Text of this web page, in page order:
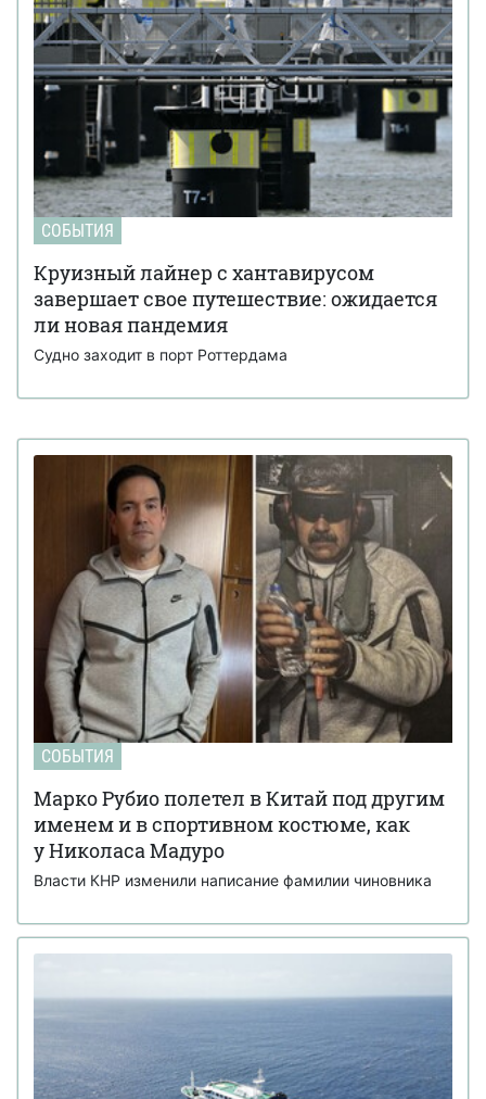
СОБЫТИЯ
Круизный лайнер с хантавирусом
завершает свое путешествие: ожидается
ли новая пандемия
Судно заходит в порт Роттердама
СОБЫТИЯ
Марко Рубио полетел в Китай под другим
именем и в спортивном костюме, как
у Николаса Мадуро
Власти КНР изменили написание фамилии чиновника